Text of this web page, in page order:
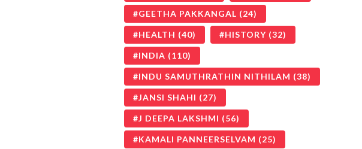
GEETHA PAKKANGAL (24)
HEALTH (40) HISTORY (32)
INDIA (110)
INDU SAMUTHRATHIN NITHILAM (38)
JANSI SHAHI (27)
J DEEPA LAKSHMI (56)
KAMALI PANNEERSELVAM (25)